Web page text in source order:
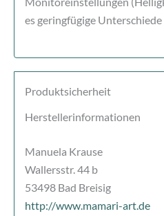
es geringfügige
Produktsicherheit
Herstellerinformationen
Manuela Krause
Wallersstr. 44 b
53498 Bad Breisig
http://www.mamari-art.de